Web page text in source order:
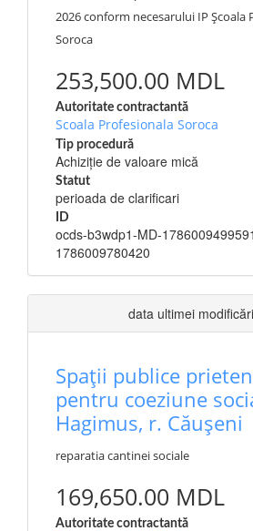
2026 conform necesarului IP Școala
Soroca
253,500.00 MDL
Autoritate contractantă
Scoala Profesionala Soroca
Tip procedură
Achiziție de valoare mică
Statut
perioada de clarificari
ID
ocds-b3wdp1-MD-
1786009780420
data ultimei
Spații publice
pentru coeziune
Hagimus, r. Căușeni
reparatia cantinei sociale
169,650.00 MDL
Autoritate contractantă